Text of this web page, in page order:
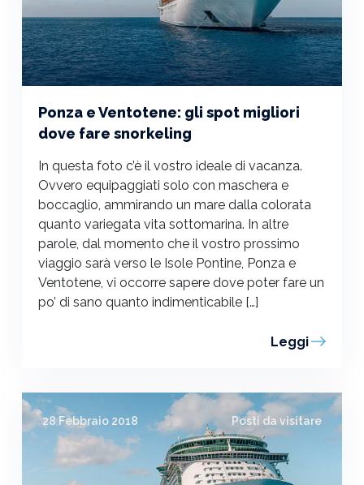
Ponza e Ventotene: gli spot migliori
dove fare snorkeling
In questa foto c’è il vostro ideale di vacanza.
Ovvero equipaggiati solo con maschera e
boccaglio, ammirando un mare dalla colorata
quanto variegata vita sottomarina. In altre
parole, dal momento che il vostro prossimo
viaggio sarà verso le Isole Pontine, Ponza e
Ventotene, vi occorre sapere dove poter fare un
po’ di sano quanto indimenticabile […]
Leggi
28 Febbraio 2018 Posti da visitare